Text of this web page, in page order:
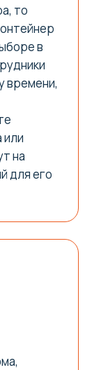
то
в
времени,
или
на
для его